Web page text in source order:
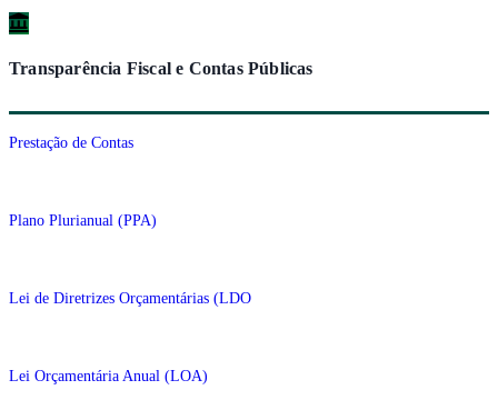
Transparência Fiscal e Contas Públicas
Prestação de Contas
Plano Plurianual (PPA)
Lei de Diretrizes Orçamentárias (LDO
Lei Orçamentária Anual (LOA)